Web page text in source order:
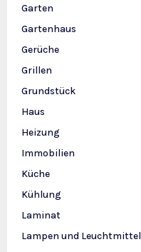
Garten
Gartenhaus
Gerüche
Grillen
Grundstück
Haus
Heizung
Immobilien
Küche
Kühlung
Laminat
Lampen und Leuchtmittel